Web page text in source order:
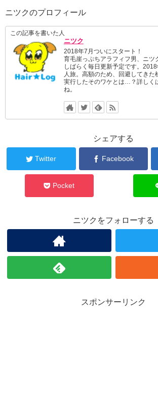
ニツクのプロフィール
この記事を書いた人
ニツク
2018年7月ついにスタート！
育毛崖っぷちアラフィフ男、ニツ
しばらく毎日更新予定です。
人旅。高額のため、回避してきた
実行したそのワケとは…？詳しく
ね。
シェアする
Twitter Facebook
Pocket
ニツクをフォローする
スポンサーリンク